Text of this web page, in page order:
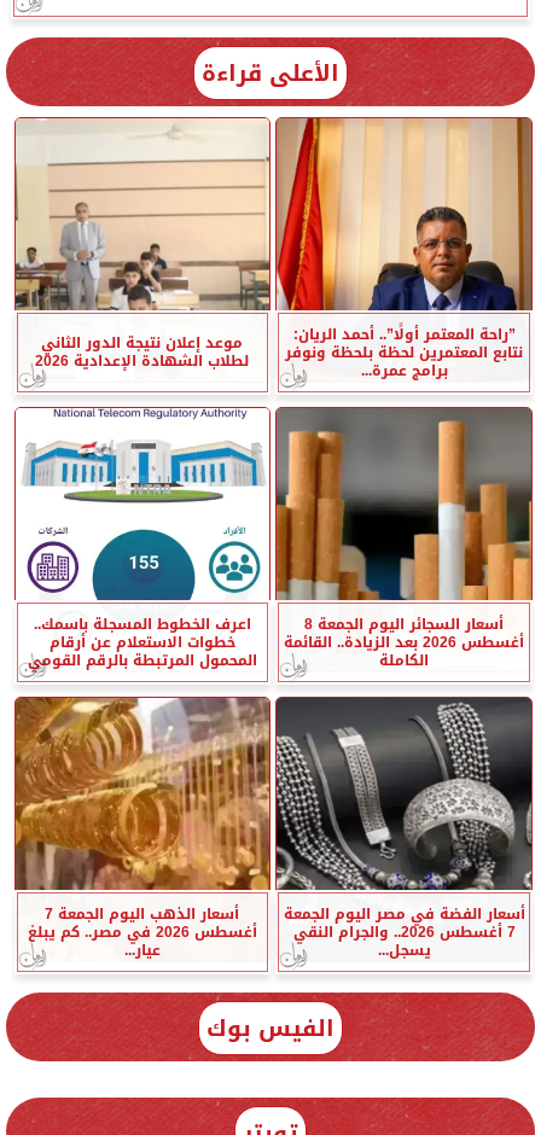
الأعلى قراءة
”راحة المعتمر أولًا”.. أحمد الريان:
نتابع المعتمرين لحظة بلحظة ونوفر
برامج عمرة...
موعد إعلان نتيجة الدور الثاني
لطلاب الشهادة الإعدادية 2026
أسعار السجائر اليوم الجمعة 8
أغسطس 2026 بعد الزيادة.. القائمة
الكاملة
اعرف الخطوط المسجلة باسمك..
خطوات الاستعلام عن أرقام
المحمول المرتبطة بالرقم القومي
أسعار الفضة في مصر اليوم الجمعة
7 أغسطس 2026.. والجرام النقي
يسجل...
أسعار الذهب اليوم الجمعة 7
أغسطس 2026 في مصر.. كم يبلغ
عيار...
الفيس بوك